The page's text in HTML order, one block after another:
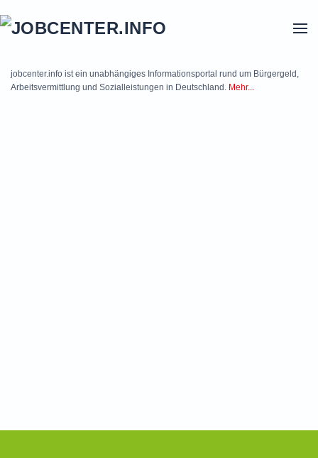
jobcenter.info ist ein unabhängiges Informationsportal rund um Bürgergeld,
Arbeitsvermittlung und Sozialleistungen in Deutschland. Mehr...